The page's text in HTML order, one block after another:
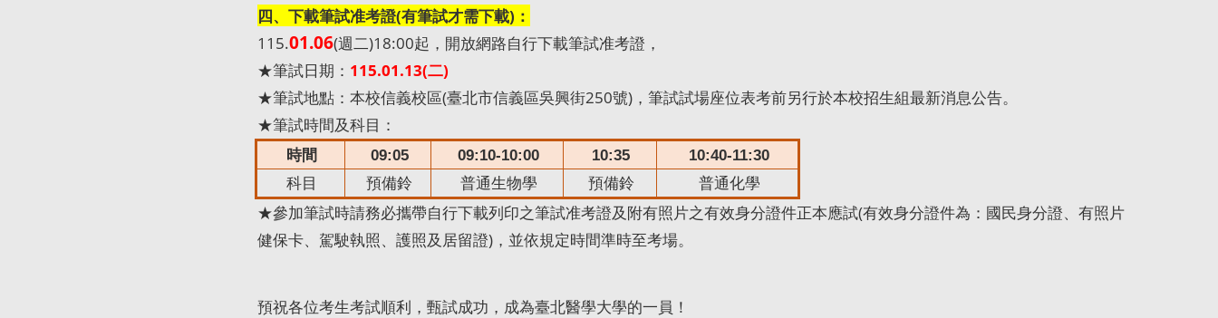
四、下載筆試准考證(有筆試才需下載)：
115.01.06(週二)18:00起，開放網路自行下載筆試准考證，
★筆試日期： 115.01.13(二)
★筆試地點：本校信義校區(臺北市信義區吳興街250號)，筆試試場座位表考前另行於本校招生組最新消息公告。
★筆試時間及科目：
時間 09:05 09:10-10:00 10:35
10:40-11:30
科目
預備鈴 普通生物學 預備鈴 普通化學
★參加筆試時請務必攜帶自行下載列印之筆試准考證及附有照片之有效身分證件正本應試(有效身分證件為：國民身分證、有照片
健保卡、駕駛執照、護照及居留證)，並依規定時間準時至考場。
預祝各位考生考試順利，甄試成功，成為臺北醫學大學的一員！